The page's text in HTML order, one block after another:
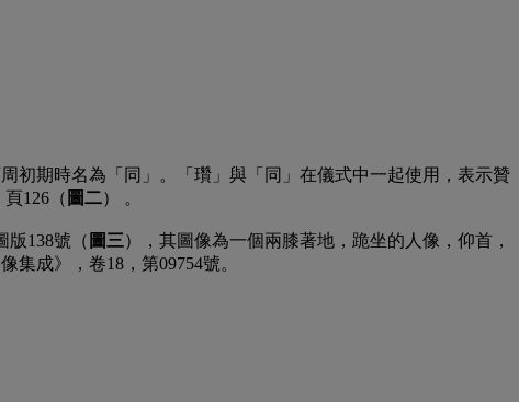
初期時名為「同」。「瓚」與「同」在儀式中一起使用，表示贊
126（ 圖二） 。
版138號（ 圖三），其圖像為一個兩膝著地，跪坐的人像，仰首，
成》，卷18，第09754號。